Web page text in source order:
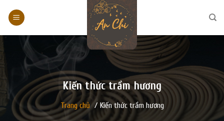
Kiến thức trầm hương
Trang chủ / Kiến thức trầm hương